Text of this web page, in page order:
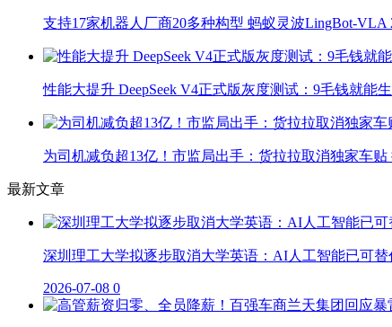
支持17家机器人厂商20多种构型 蚂蚁灵波LingBot-VLA
性能大提升 DeepSeek V4正式版灰度测试：9毛钱就能
为司机减负超13亿！市监局出手：货拉拉取消独家车贴
最新文章
深圳理工大学拟逐步取消大学英语：AI人工智能已可替
2026-07-08 0